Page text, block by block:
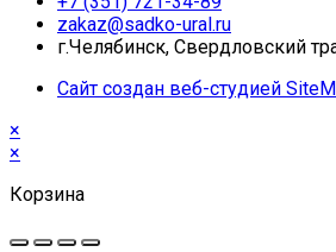
zakaz@sadko-ural.ru
г.Челябинск, Свердловский
Сайт создан веб-студией
×
×
Корзина